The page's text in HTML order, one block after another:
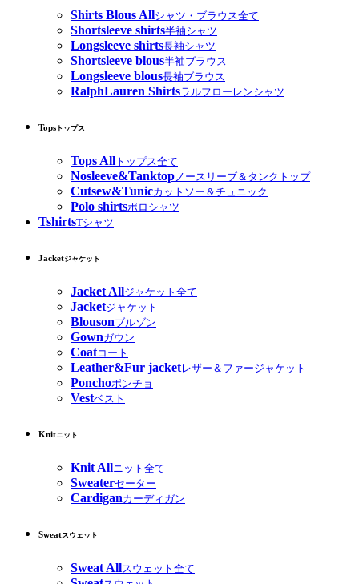
Shirts Blous Allシャツ・ブラウス全て
Shortsleeve shirts半袖シャツ
Longsleeve shirts長袖シャツ
Shortsleeve blous半袖ブラウス
Longsleeve blous長袖ブラウス
RalphLauren Shirtsラルフローレンシャツ
Tops トップス
Tops All トップス全て
Nosleeve&Tanktopノースリーブ＆タンクトップ
Cutsew&Tunicカットソー＆チュニック
Polo shirtsポロシャツ
TshirtsTシャツ
Jacketジャケット
Jacket Allジャケット全て
Jacketジャケット
Blousonブルゾン
Gownガウン
Coatコート
Leather&Fur jacketレザー＆ファージャケット
Ponchoポンチョ
Vestベスト
Knitニット
Knit Allニット全て
Sweaterセーター
Cardiganカーディガン
Sweatスウェット
Sweat Allスウェット全て